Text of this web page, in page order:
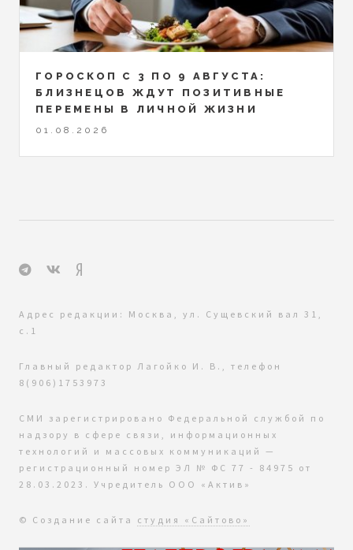
ГОРОСКОП С 3 ПО 9 АВГУСТА:
БЛИЗНЕЦОВ ЖДУТ ПОЗИТИВНЫЕ
ПЕРЕМЕНЫ В ЛИЧНОЙ ЖИЗНИ
01.08.2026
Адрес редакции: Москва, ул. Сущевский вал 31,
с.1
Главный редактор Лагойко И. В., телефон
8(906)1753973
СМИ зарегистрировано Федеральной службой по
надзору в сфере связи, информационных
технологий и массовых коммуникаций —
регистрационный номер ЭЛ № ФС 77 - 84975 от
28.03.2023. Учредитель ООО «Актив»
© Создание сайта студия «Сайтово»